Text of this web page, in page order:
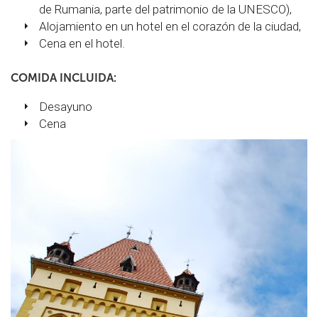
de Rumania, parte del patrimonio de la UNESCO),
Alojamiento en un hotel en el corazón de la ciudad,
Cena en el hotel.
COMIDA INCLUIDA:
Desayuno
Cena